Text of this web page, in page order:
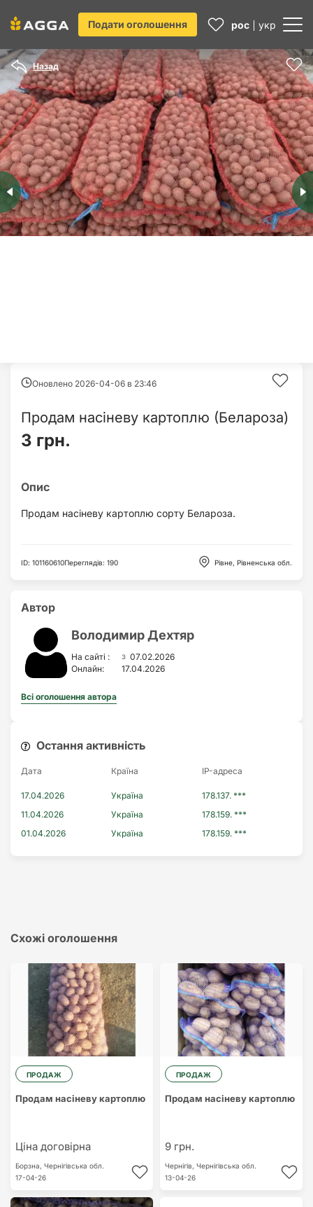
Подати оголошення рос укр
Назад
Оновлено 2026-04-06 в 23:46
Продам насіневу картоплю (Белароза)
3 грн.
Продам насіневу картоплю сорту Белароза.
ID: 101160610Переглядів: 190 Рівне, Рівненська обл.
Автор
Володимир Дехтяр
На сайті : з 07.02.2026
Онлайн:
17.04.2026
Всі оголошення автора
Остання активність
Дата Країна IP-адреса
17.04.2026 Україна
178.137. ***
11.04.2026
Україна
178.159. ***
01.04.2026
Україна 178.159. ***
Схожі оголошення
ПРОДАЖ
Продам насіневу картоплю
Ціна договірна
Борзна, Чернігівська обл.
17-04-26
ПРОДАЖ
Продам насіневу картоплю
9 грн.
Чернігів, Чернігівська обл.
13-04-26